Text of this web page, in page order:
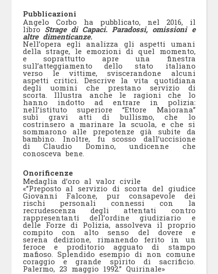
Pubblicazioni
Angelo Corbo ha pubblicato, nel 2016, il
libro Strage di Capaci. Paradossi, omissioni e
altre dimenticanze.
Nell’opera egli analizza gli aspetti umani
della strage, le emozioni di quel momento,
e soprattutto apre una finestra
sull’atteggiamento dello stato italiano
verso le vittime, sviscerandone alcuni
aspetti critici. Descrive la vita quotidiana
degli uomini che prestano servizio di
scorta. Illustra anche le ragioni che lo
hanno indotto ad entrare in polizia:
nell’istituto superiore “Ettore Maiorana”
subì gravi atti di bullismo, che lo
costrinsero a marinare la scuola, e che si
sommarono alle prepotenze già subite da
bambino. Inoltre, fu scosso dall’uccisione
di Claudio Domino, undicenne che
conosceva bene.
Onorificenze
Medaglia d’oro al valor civile
«”Preposto al servizio di scorta del giudice
Giovanni Falcone, pur consapevole dei
rischi personali connessi con la
recrudescenza degli attentati contro
rappresentanti dell’ordine giudiziario e
delle Forze di Polizia, assolveva il proprio
compito con alto senso del dovere e
serena dedizione, rimanendo ferito in un
feroce e proditorio agguato di stampo
mafioso. Splendido esempio di non comune
coraggio e grande spirito di sacrificio.
Palermo, 23 maggio 1992.” Quirinale»